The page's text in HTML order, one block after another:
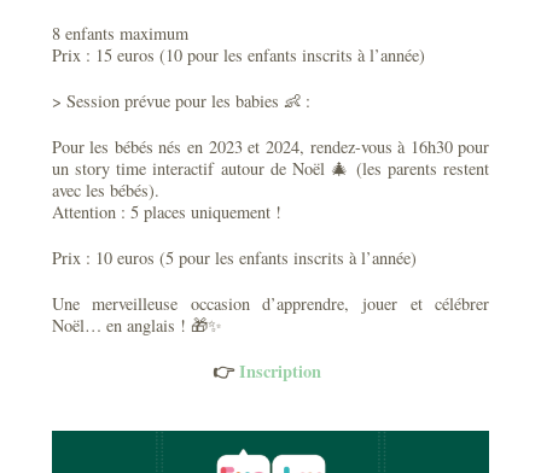
8 enfants maximum
Prix : 15 euros (10 pour les enfants inscrits à l’année)
> Session prévue pour les babies 👶 :
Pour les bébés nés en 2023 et 2024, rendez-vous à 16h30 pour
un story time interactif autour de Noël 🎄 (les parents restent
avec les bébés).
Attention : 5 places uniquement !
Prix : 10 euros (5 pour les enfants inscrits à l’année)
Une merveilleuse occasion d’apprendre, jouer et célébrer
Noël… en anglais ! 🎁✨
👉Inscription